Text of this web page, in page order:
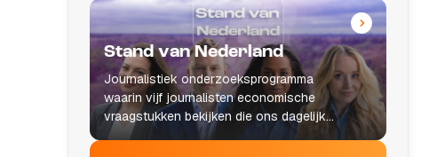
Stand van Nederland
Journalistiek onderzoeksprogramma
waarin vijf journalisten economische
vraagstukken bekijken die ons dagelijks
leven raken.